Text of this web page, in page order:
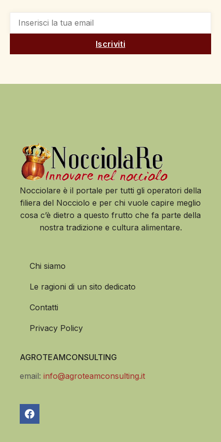
Iscriviti
Nocciolare è il portale per tutti gli operatori della
filiera del Nocciolo e per chi vuole capire meglio
cosa c’è dietro a questo frutto che fa parte della
nostra tradizione e cultura alimentare.
Chi siamo
Le ragioni di un sito dedicato
Contatti
Privacy Policy
AGROTEAMCONSULTING
email: info@agroteamconsulting.it